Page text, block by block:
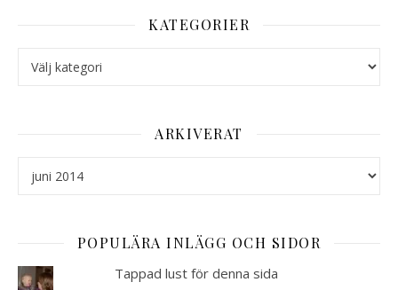
KATEGORIER
ARKIVERAT
POPULÄRA INLÄGG OCH SIDOR
Tappad lust för denna sida